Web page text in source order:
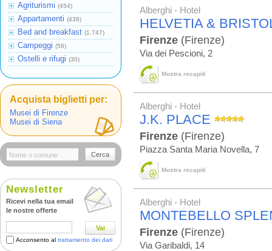
Alberghi - Hotel
HELVETIA &
Firenze (Firenze)
Via dei Pescioni, 2
Mostra recapiti
Alberghi - Hotel
J.K. PLACE
Firenze (Firenze)
Piazza Santa Maria Novella, 7
Mostra recapiti
Alberghi - Hotel
MONTEBELLO
Firenze (Firenze)
Via Garibaldi, 14
Agriturismi (454)
Appartamenti (438)
Bed and breakfast (1.747)
Campeggi (58)
Ostelli e rifugi (30)
Acquista biglietti per:
Musei di Firenze
Musei di Siena
Cerca
Newsletter
Ricevi nella tua email
le nostre offerte
Vai
Acconsento al trattamento dei dati